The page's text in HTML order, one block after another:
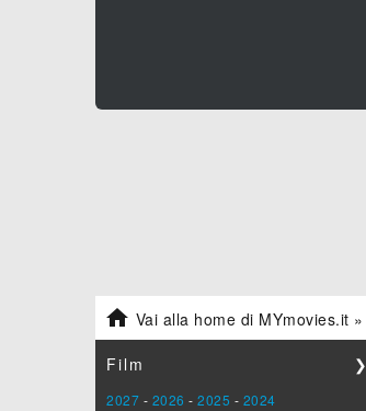
 Vai alla home di MYmovies.it »
Film ❯
2027 - 2026 - 2025 - 2024